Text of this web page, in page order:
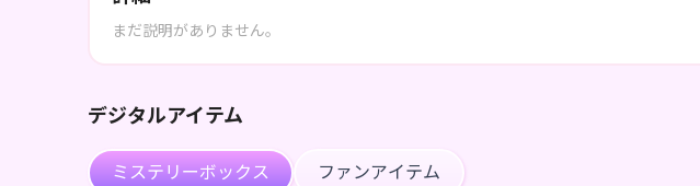
まだ説明がありません。
デジタルアイテム
ミステリーボックス ファンアイテム